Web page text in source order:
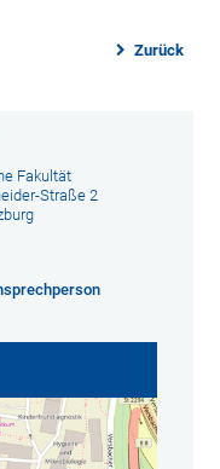
Zurück
Fakultät
Straße 2